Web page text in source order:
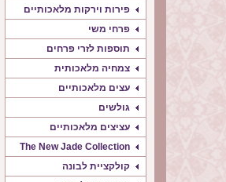
פירות וירקות מלאכותיים
פרחי משי
תוספות לזרי פרחים
צמחיה מלאכותית
עצים מלאכותיים
גולשים
עציצים מלאכותיים
The New Jade Collection
קולקציית לבונה